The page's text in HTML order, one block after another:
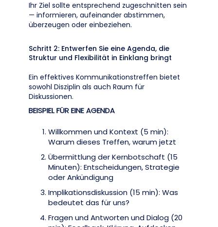
Ihr Ziel sollte entsprechend zugeschnitten sein
— informieren, aufeinander abstimmen,
überzeugen oder einbeziehen.
Schritt 2: Entwerfen Sie eine Agenda, die
Struktur und Flexibilität in Einklang bringt
Ein effektives Kommunikationstreffen bietet
sowohl Disziplin als auch Raum für
Diskussionen.
BEISPIEL FÜR EINE AGENDA
Willkommen und Kontext (5 min):
Warum dieses Treffen, warum jetzt
Übermittlung der Kernbotschaft (15
Minuten): Entscheidungen, Strategie
oder Ankündigung
Implikationsdiskussion (15 min): Was
bedeutet das für uns?
Fragen und Antworten und Dialog (20